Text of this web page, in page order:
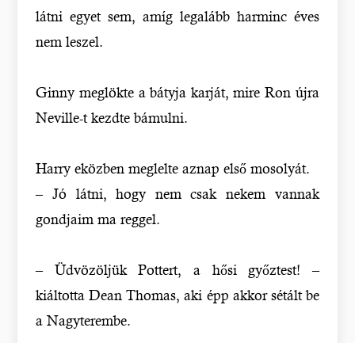
látni egyet sem, amíg legalább harminc éves
nem leszel.
Ginny meglökte a bátyja karját, mire Ron újra
Neville-t kezdte bámulni.
Harry eközben meglelte aznap első mosolyát.
– Jó látni, hogy nem csak nekem vannak
gondjaim ma reggel.
– Üdvözöljük Pottert, a hősi győztest! –
kiáltotta Dean Thomas, aki épp akkor sétált be
a Nagyterembe.